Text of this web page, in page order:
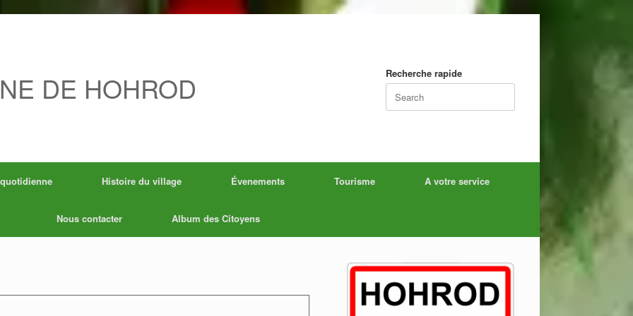
DE HOHROD
Recherche rapide
Search
for:
Histoire du village Évenements Tourisme A votre service
Nous contacter Album des Citoyens